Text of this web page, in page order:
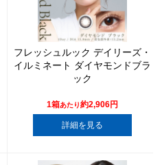
フレッシュルック デイリーズ・
イルミネート ダイヤモンドブラ
ック
1箱あたり約2,906円
詳細を見る